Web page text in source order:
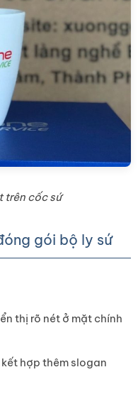
trên cốc sứ
gói bộ ly sứ
thị rõ nét ở mặt chính
hợp thêm slogan